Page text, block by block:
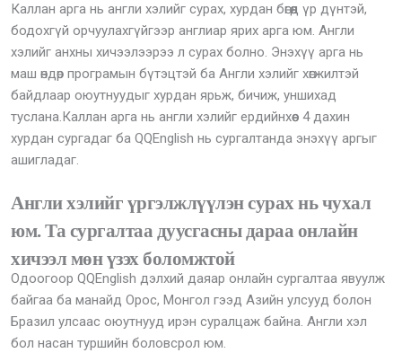
Каллан арга нь англи хэлийг сурах, хурдан бөгөөд үр дүнтэй,
бодохгүй орчуулахгүйгээр англиар ярих арга юм. Англи
хэлийг анхны хичээлээрээ л сурах болно. Энэхүү арга нь
маш өндөр програмын бүтэцтэй ба Англи хэлийг хөгжилтэй
байдлаар оюутнуудыг хурдан ярьж, бичиж, уншихад
туслана.Каллан арга нь англи хэлийг ердийнхөөс 4 дахин
хурдан сургадаг ба QQEnglish нь сургалтанда энэхүү аргыг
ашигладаг.
Англи хэлийг үргэлжлүүлэн сурах нь чухал
юм. Та сургалтаа дуусгасны дараа онлайн
хичээл мөн үзэх боломжтой
Одоогоор QQEnglish дэлхий даяар онлайн сургалтаа явуулж
байгаа ба манайд Орос, Монгол гээд Азийн улсууд болон
Бразил улсаас оюутнууд ирэн суралцаж байна. Англи хэл
бол насан туршийн боловсрол юм.